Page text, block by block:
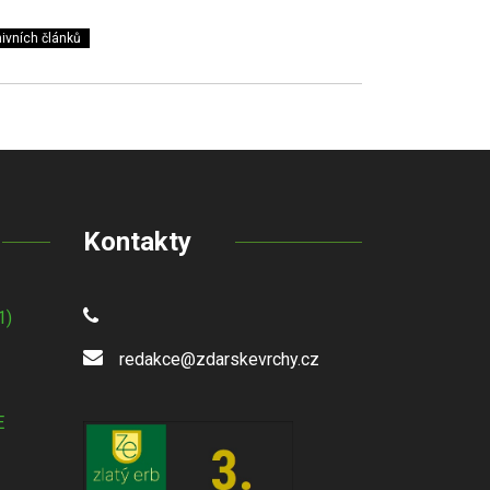
článků
Kontakty
redakce@zdarskevrchy.cz